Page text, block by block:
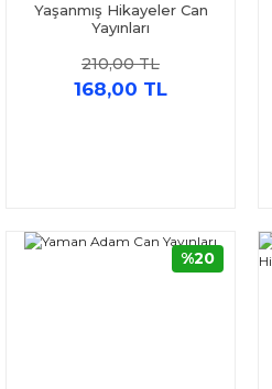
Yaşanmış Hikayeler Can
Yayınları
210,00 TL
168,00 TL
%20